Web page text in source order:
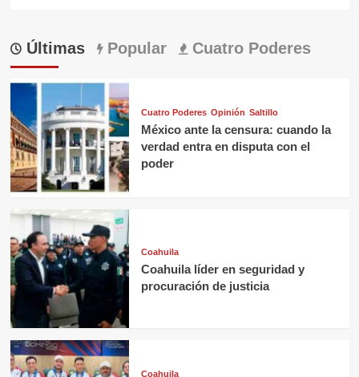
Últimas Popular Cuatro Poderes
Cuatro Poderes Opinión Saltillo
México ante la censura: cuando la
verdad entra en disputa con el
poder
Coahuila
Coahuila líder en seguridad y
procuración de justicia
Coahuila